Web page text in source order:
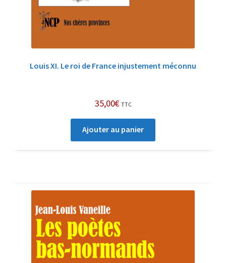
Louis XI. Le roi de France injustement méconnu
35,00€ TTC
Ajouter au panier